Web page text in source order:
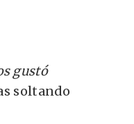
gustó
soltando